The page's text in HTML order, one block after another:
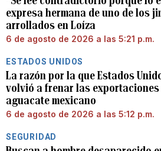
expresa hermana de uno de los
arrollados en Loíza
6 de agosto de 2026 a las 5:21 p.m.
ESTADOS UNIDOS
La razón por la que Estados
volvió a frenar las exportaciones
aguacate mexicano
6 de agosto de 2026 a las 5:12 p.m.
SEGURIDAD